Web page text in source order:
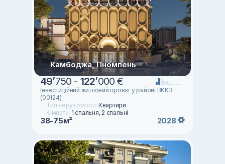
Камбоджа, Пномпень
49’750 - 122’000 €
Інвестиційний житловий проєкт у районі BKK3
(00124)
Тип нерухомості: Квартири
Кімнати: 1 спальня, 2 спальні
38-75м² 2028